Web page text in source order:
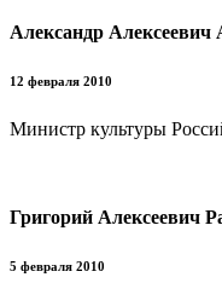
Александр Алексеевич
12 февраля 2010
Министр культуры
Григорий Алексеевич
5 февраля 2010